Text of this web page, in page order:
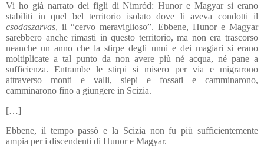
Vi ho già narrato dei figli di Nimród: Hunor e Magyar si erano
stabiliti in quel bel territorio isolato dove li aveva condotti il
csodaszarvas, il “cervo meraviglioso”. Ebbene, Hunor e Magyar
sarebbero anche rimasti in questo territorio, ma non era trascorso
neanche un anno che la stirpe degli unni e dei magiari si erano
moltiplicate a tal punto da non avere più né acqua, né pane a
sufficienza. Entrambe le stirpi si misero per via e migrarono
attraverso monti e valli, siepi e fossati e camminarono,
camminarono fino a giungere in Scizia.
[…]
Ebbene, il tempo passò e la Scizia non fu più sufficientemente
ampia per i discendenti di Hunor e Magyar.